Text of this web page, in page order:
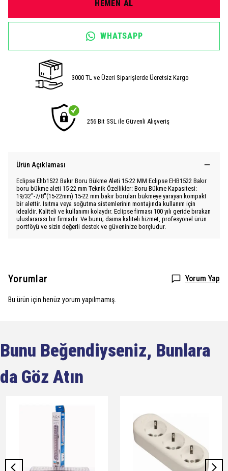
HEMEN AL
WHATSAPP
3000 TL ve Üzeri Siparişlerde Ücretsiz Kargo
256 Bit SSL ile Güvenli Alışveriş
Ürün Açıklaması
Eclipse Ehb1522 Bakır Boru Bükme Aleti 15-22 MM Eclipse EHB1522 Bakır
boru bükme aleti 15-22 mm Teknik Özellikler: Boru Bükme Kapasitesi:
19/32"-7/8"(15-22mm) 15-22 mm bakır boruları bükmeye yarayan kompakt
bir alettir. Isıtma veya soğutma sistemlerinin montajında kullanım için
idealdir. Kaliteli ve kullanımı kolaydır. Eclipse firması 100 yılı geride bırakan
uluslararası bir firmadır. Ve bunu; daima kaliteli hizmet, profesyonel ürün
portföyü ve sizin değerli destek ve güveninize borçludur.
Yorumlar Yorum Yap
Bu ürün için henüz yorum yapılmamış.
Bunu Beğendiyseniz, Bunlara
da Göz Atın